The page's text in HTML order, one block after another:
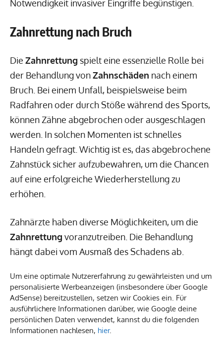
Um eine optimale Nutzererfahrung zu gewährleisten und um
personalisierte Werbeanzeigen (insbesondere über Google
AdSense) bereitzustellen, setzen wir Cookies ein. Für
ausführlichere Informationen darüber, wie Google deine
persönlichen Daten verwendet, kannst du die folgenden
Informationen nachlesen, hier.
Notwendigkeit invasiver Eingriffe begünstigen.
Zahnrettung nach Bruch
Die Zahnrettung spielt eine essenzielle Rolle bei
der Behandlung vonZahnschäden nach einem
Bruch. Bei einem Unfall, beispielsweise beim
Radfahren oder durch Stöße während des Sports,
können Zähne abgebrochen oder ausgeschlagen
werden. In solchen Momenten ist schnelles
Handeln gefragt. Wichtig ist es, das abgebrochene
Zahnstück sicher aufzubewahren, um die Chancen
auf eine erfolgreiche Wiederherstellung zu
erhöhen.
Zahnärzte haben diverse Möglichkeiten, um die
Zahnrettung voranzutreiben. Die Behandlung
hängt dabei vom Ausmaß des Schadens ab.
innerhalb von 20 Minuten mit Komposit repariert
werden. Bei tiefergehendenZahnschäden
könnten keramische Inlays oder
Kunststofffüllungen erforderlich sein. EinNotfall